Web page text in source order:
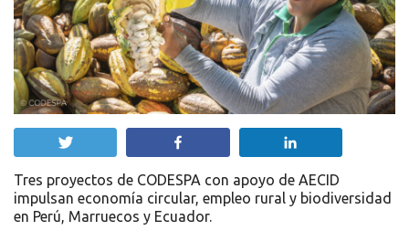
Tres proyectos de CODESPA con apoyo de AECID
impulsan economía circular, empleo rural y biodiversidad
en Perú, Marruecos y Ecuador.